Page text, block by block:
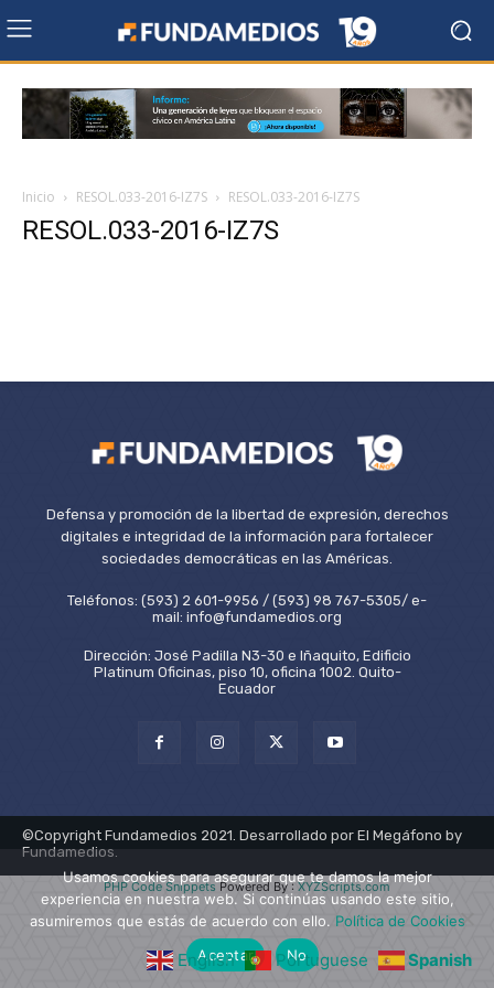
Inicio RESOL.033-2016-IZ7S RESOL.033-2016-IZ7S
RESOL.033-2016-IZ7S
Defensa y promoción de la libertad de expresión, derechos
digitales e integridad de la información para fortalecer
sociedades democráticas en las Américas.
Teléfonos: (593) 2 601-9956 / (593) 98 767-5305/ e-
mail: info@fundamedios.org
Dirección: José Padilla N3-30 e Iñaquito, Edificio
Platinum Oficinas, piso 10, oficina 1002. Quito-
Ecuador
©Copyright Fundamedios 2021. Desarrollado por El Megáfono by
Fundamedios.
English Portuguese Spanish
PHP Code SnippetsPowered By :XYZScripts.com
Usamos cookies para asegurar que te damos la mejor
experiencia en nuestra web. Si continúas usando este sitio,
asumiremos que estás de acuerdo con ello. Política de Cookies
Aceptar
No